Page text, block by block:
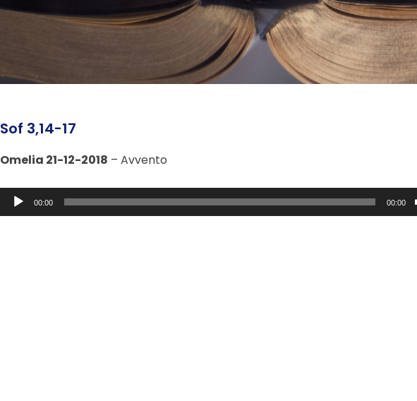
Sof 3,14-17
Omelia 21-12-2018 – Avvento
Audio
Player
00:00 00:00